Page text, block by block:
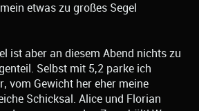
etwas zu großes Segel
ist aber an diesem Abend nichts zu
Selbst mit 5,2 parke ich
vom Gewicht her eher meine
Schicksal. Alice und Florian